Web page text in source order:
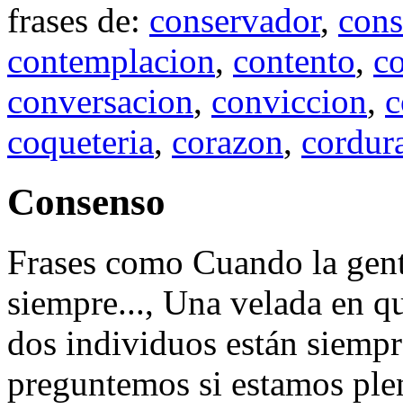
frases de: conservador,
contemplacion, contento,
conversacion, conviccion,
coqueteria, corazon,
Consenso
Frases como Cuando la
siempre..., Una velada en
dos individuos están
preguntemos si estamos